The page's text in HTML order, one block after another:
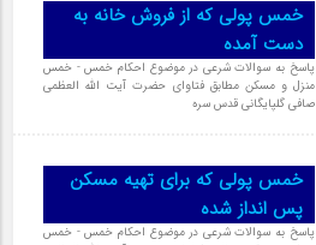
خمس پولی که از فروش خانه به
دست آمده
پاسخ به سوالات شرعی در موضوع احکام خمس - خمس
منزل و مسکن مطابق فتاوای حضرت آیت الله العظمی
صافی گلپایگانی قدس سره
خمس پولی که برای تهیه مسکن
پس انداز شده
پاسخ به سوالات شرعی در موضوع احکام خمس - خمس